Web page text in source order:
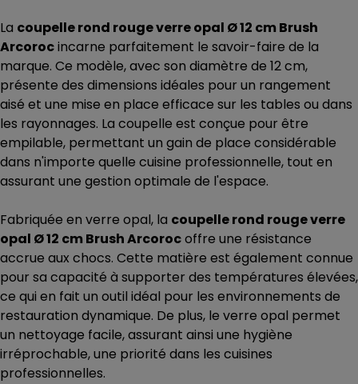
La coupelle rond rouge verre opal Ø 12 cm Brush
Arcorocincarne parfaitement le savoir-faire de la
marque. Ce modèle, avec son diamètre de 12 cm,
présente des dimensions idéales pour un rangement
aisé et une mise en place efficace sur les tables ou dans
les rayonnages. La coupelle est conçue pour être
empilable, permettant un gain de place considérable
dans n'importe quelle cuisine professionnelle, tout en
assurant une gestion optimale de l'espace.
Fabriquée en verre opal, la coupelle rond rouge verre
opal Ø 12 cm Brush Arcorocoffre une résistance
accrue aux chocs. Cette matière est également connue
pour sa capacité à supporter des températures élevées,
ce qui en fait un outil idéal pour les environnements de
restauration dynamique. De plus, le verre opal permet
un nettoyage facile, assurant ainsi une hygiène
irréprochable, une priorité dans les cuisines
professionnelles.